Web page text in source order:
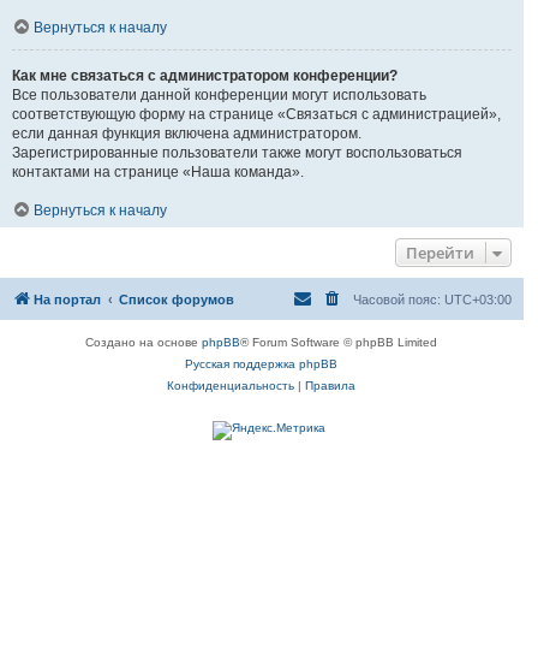
Вернуться к началу
Как мне связаться с администратором конференции?
Все пользователи данной конференции могут использовать
соответствующую форму на странице «Связаться с администрацией»,
если данная функция включена администратором.
Зарегистрированные пользователи также могут воспользоваться
контактами на странице «Наша команда».
Вернуться к началу
Перейти
На портал Список форумов Часовой пояс: UTC+03:00
Создано на основеphpBB® Forum Software © phpBB Limited
Русская поддержка phpBB
Конфиденциальность
Правила